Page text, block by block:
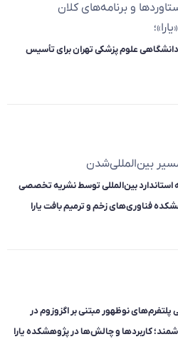
و برنامه‌های کلان
دانشگاهی علوم پزشکی تهران برای تأسیس
بین‌المللی‌شدن
استاندارد بین‌المللی توسط نشریه تخصصی
نوظهور مبتنی بر اگزوزوم در
کاربردها و چالش‌ها در پژوهشکده یارا